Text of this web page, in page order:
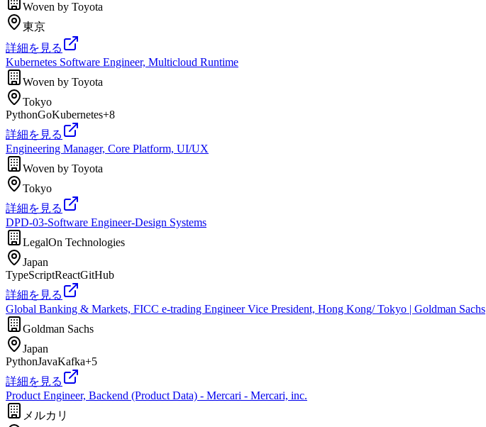
Woven by Toyota
東京
詳細を見る
Kubernetes Software Engineer, Multicloud Runtime
Woven by Toyota
Tokyo
PythonGoKubernetes+8
詳細を見る
Engineering Manager, Core Platform, UI/UX
Woven by Toyota
Tokyo
詳細を見る
DPD-03-Software Engineer-Design Systems
LegalOn Technologies
Japan
TypeScriptReactGitHub
詳細を見る
Global Banking & Markets, FICC e-trading Engineer Vice President, Hong Kong/ Tokyo | Goldman Sachs
Goldman Sachs
Japan
PythonJavaKafka+5
詳細を見る
Product Engineer, Backend (Product Data) - Mercari - Mercari, inc.
メルカリ